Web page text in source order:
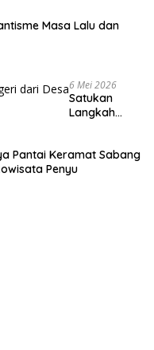
Masa Lalu dan
6 Mei 2026
Satukan
Langkah
Desa
Pantai Keramat Sabang
Penyu